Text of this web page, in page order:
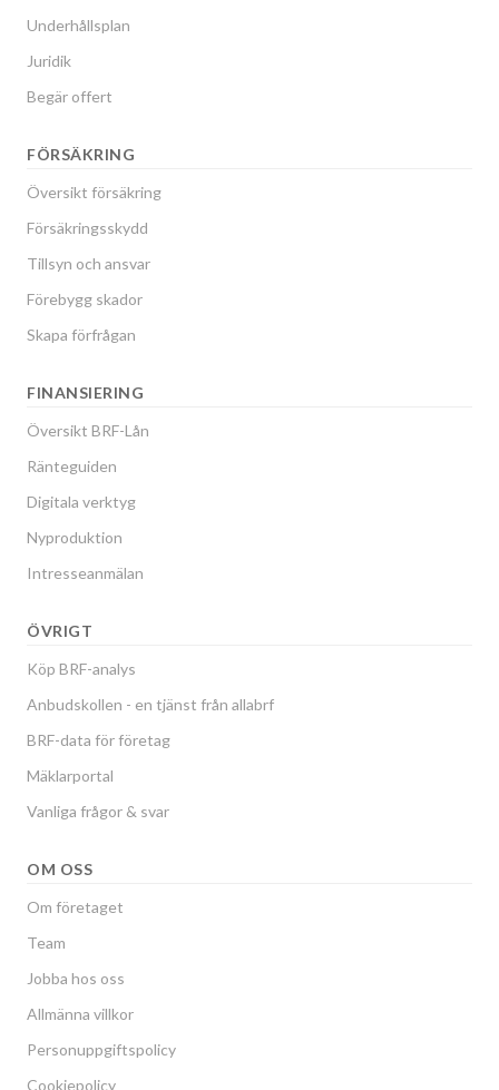
Underhållsplan
Juridik
Begär offert
FÖRSÄKRING
Översikt försäkring
Försäkringsskydd
Tillsyn och ansvar
Förebygg skador
Skapa förfrågan
FINANSIERING
Översikt BRF-Lån
Ränteguiden
Digitala verktyg
Nyproduktion
Intresseanmälan
ÖVRIGT
Köp BRF-analys
Anbudskollen - en tjänst från allabrf
BRF-data för företag
Mäklarportal
Vanliga frågor & svar
OM OSS
Om företaget
Team
Jobba hos oss
Allmänna villkor
Personuppgiftspolicy
Cookiepolicy